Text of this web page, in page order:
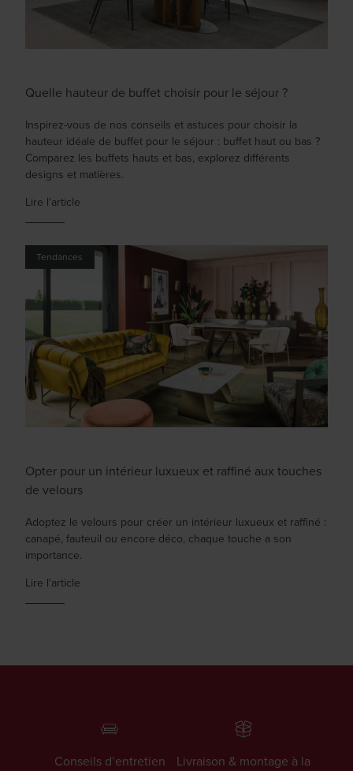
Quelle hauteur de buffet choisir pour le séjour ?
Inspirez-vous de nos conseils et astuces pour choisir la
hauteur idéale de buffet pour le séjour : buffet haut ou bas ?
Comparez les buffets hauts et bas, explorez différents
designs et matières.
Lire l'article
Tendances
Opter pour un intérieur luxueux et raffiné aux touches
de velours
Adoptez le velours pour créer un intérieur luxueux et raffiné :
canapé, fauteuil ou encore déco, chaque touche a son
importance.
Lire l'article
Conseils d’entretien
Livraison & montage à la